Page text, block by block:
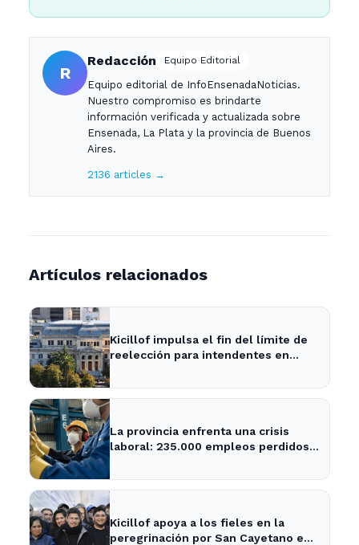
R
Redacción Equipo Editorial
Equipo editorial de InfoEnsenadaNoticias.
Nuestro compromiso es brindarte
información verificada y actualizada sobre
Ensenada, La Plata y la provincia de Buenos
Aires.
2136 articles →
Artículos relacionados
Kicillof impulsa el fin del límite de
reelección para intendentes en
La provincia enfrenta una crisis
laboral: 235.000 empleos perdidos y
Kicillof apoya a los fieles en la
peregrinación por San Cayetano en